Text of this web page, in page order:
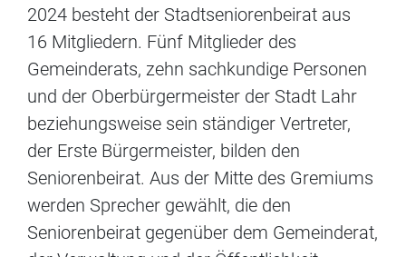
2024 besteht der Stadtseniorenbeirat aus
16 Mitgliedern. Fünf Mitglieder des
Gemeinderats, zehn sachkundige Personen
und der Oberbürgermeister der Stadt Lahr
beziehungsweise sein ständiger Vertreter,
der Erste Bürgermeister, bilden den
Seniorenbeirat. Aus der Mitte des Gremiums
werden Sprecher gewählt, die den
Seniorenbeirat gegenüber dem Gemeinderat,